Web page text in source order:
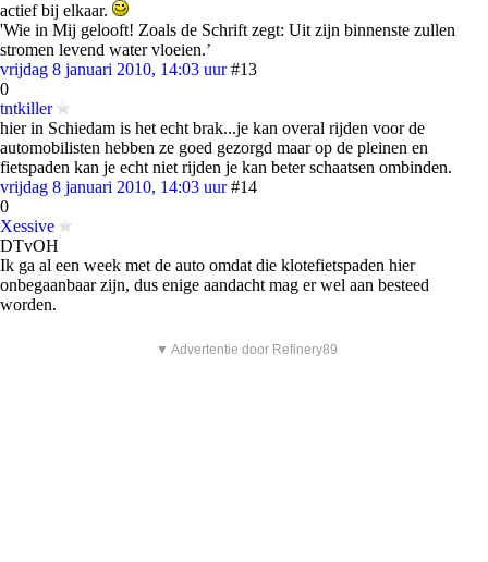
actief bij elkaar.
'Wie in Mij gelooft! Zoals de Schrift zegt: Uit zijn binnenste zullen
stromen levend water vloeien.’
vrijdag 8 januari 2010, 14:03 uur #13
0
tntkiller
hier in Schiedam is het echt brak...je kan overal rijden voor de
automobilisten hebben ze goed gezorgd maar op de pleinen en
fietspaden kan je echt niet rijden je kan beter schaatsen ombinden.
vrijdag 8 januari 2010, 14:03 uur #14
0
Xessive
DTvOH
Ik ga al een week met de auto omdat die klotefietspaden hier
onbegaanbaar zijn, dus enige aandacht mag er wel aan besteed
worden.
▼ Advertentie door Refinery89